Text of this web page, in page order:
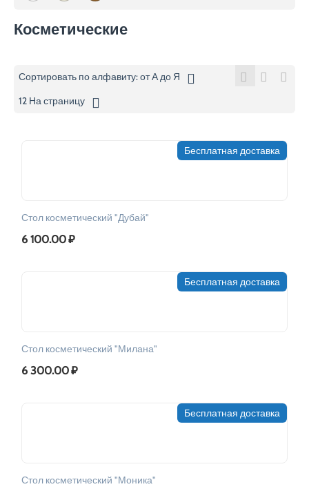
Косметические
Сортировать по алфавиту: от А до Я
12 На страницу
Бесплатная доставка
Стол косметический "Дубай"
6 100.00₽
Бесплатная доставка
Стол косметический "Милана"
6 300.00₽
Бесплатная доставка
Стол косметический "Моника"